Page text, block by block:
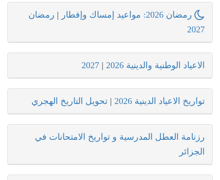
رمضان 2026: مواعيد إمساك وإفطار | رمضان
2027
الاعياد الوطنية والدينية 2026 |
2027
تواريخ الاعياد الدينية 2026 | تحويل التاريخ الهجري
رزنامة العطل المدرسية و تواريخ الامتحانات في
الجزائر